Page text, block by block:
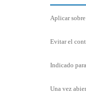
Aplicar
Evitar el
Indicado
Una vez